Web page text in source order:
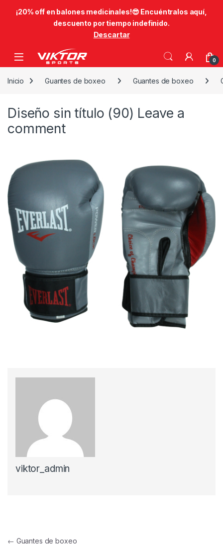
​¡20% off en balones medicinales!😎​ Encuéntralos aquí,
descuento por tiempo indefinido.
Descartar
Skip to navigation
Skip to content
0
Inicio Guantes de boxeo Guantes de boxeo
Diseño sin título (90) Leave a
comment
viktor_admin
Navegación de entradas
← Guantes de boxeo